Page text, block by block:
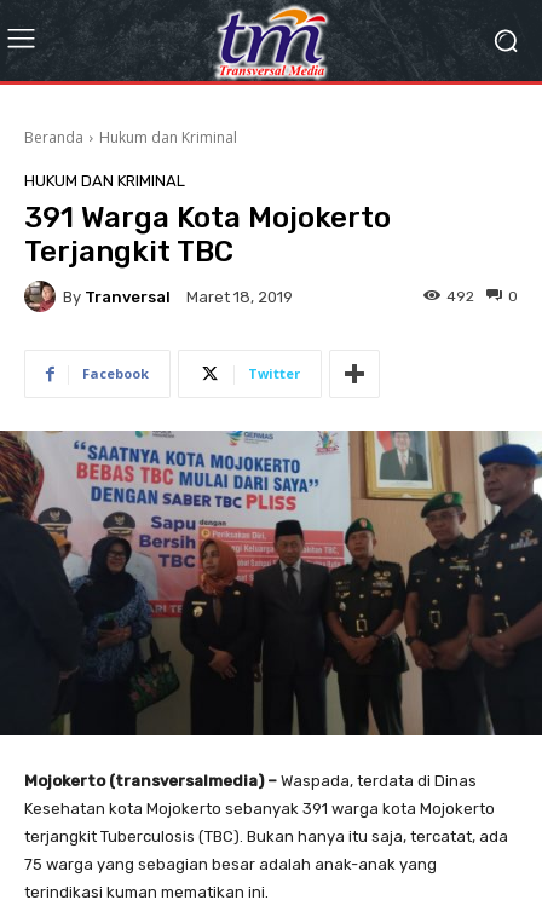
Beranda Hukum dan Kriminal
HUKUM DAN KRIMINAL
391 Warga Kota Mojokerto
Terjangkit TBC
By Tranversal Maret 18, 2019 0
492
Facebook Twitter
Mojokerto (transversalmedia) – Waspada, terdata di Dinas
Kesehatan kota Mojokerto sebanyak 391 warga kota Mojokerto
terjangkit Tuberculosis (TBC). Bukan hanya itu saja, tercatat, ada
75 warga yang sebagian besar adalah anak-anak yang
terindikasi kuman mematikan ini.